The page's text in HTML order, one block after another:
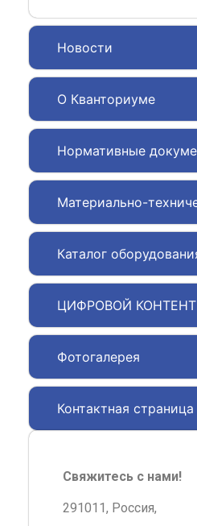
Новости
О Кванториуме
Нормативные
Материально-
Каталог
ЦИФРОВОЙ КОНТЕНТ
Фотогалерея
Контактная страница
Свяжитесь с нами!
291011, Россия,